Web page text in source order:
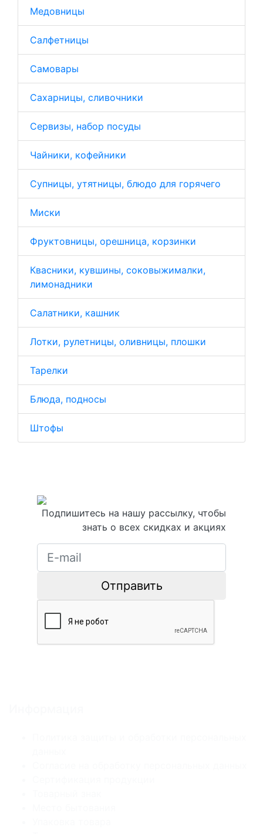
Медовницы
Салфетницы
Самовары
Сахарницы, сливочники
Сервизы, набор посуды
Чайники, кофейники
Супницы, утятницы, блюдо для горячего
Миски
Фруктовницы, орешница, корзинки
Квасники, кувшины, соковыжималки,
лимонадники
Салатники, кашник
Лотки, рулетницы, оливницы, плошки
Тарелки
Блюда, подносы
Штофы
Подпишитесь на нашу рассылку, чтобы
знать о всех скидках и акциях
Отправить